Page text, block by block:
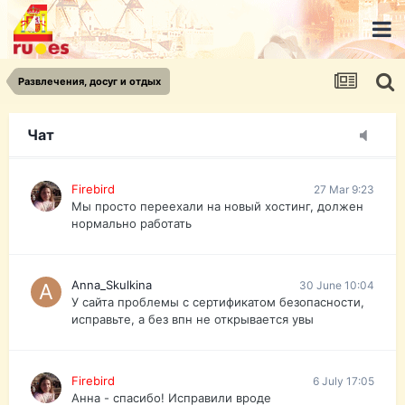
Развлечения, досуг и отдых
Чат
urist.dokument@gmail.com
https://pasport-ua.com/
Телеграмм @uristpassua
Firebird
Друзья - из России без VPN сайт и форум
Firebird 27 Mar 9:23
Мы просто переехали на новый хостинг, должен
нормально работать
Anna_Skulkina 30 June 10:04
У сайта проблемы с сертификатом безопасности,
исправьте, а без впн не открывается увы
Firebird 6 July 17:05
Анна - спасибо! Исправили вроде